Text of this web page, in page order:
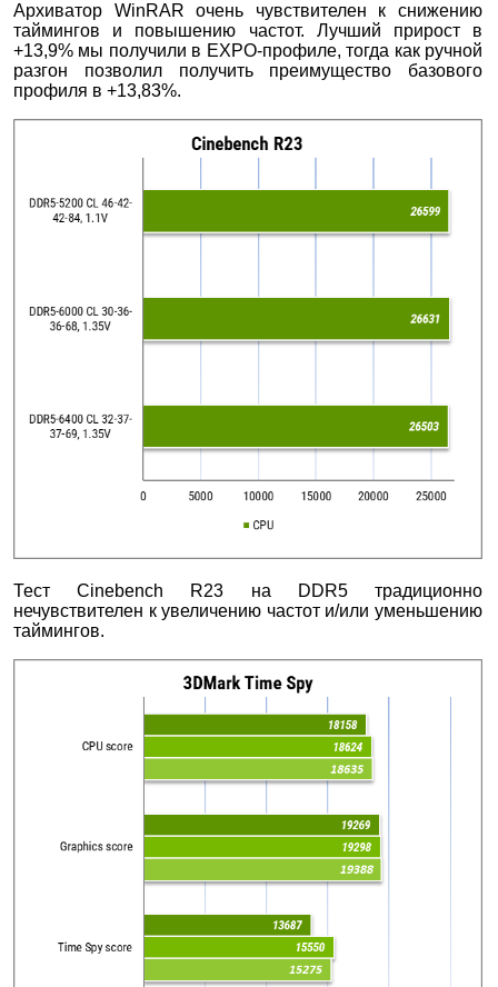
Архиватор WinRAR очень чувствителен к снижению
таймингов и повышению частот. Лучший прирост в
+13,9% мы получили в EXPO-профиле, тогда как ручной
разгон позволил получить преимущество базового
профиля в +13,83%.
Тест Cinebench R23 на DDR5 традиционно
нечувствителен к увеличению частот и/или уменьшению
таймингов.